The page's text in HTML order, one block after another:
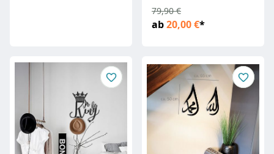
ab20,00 €*
79,90 €